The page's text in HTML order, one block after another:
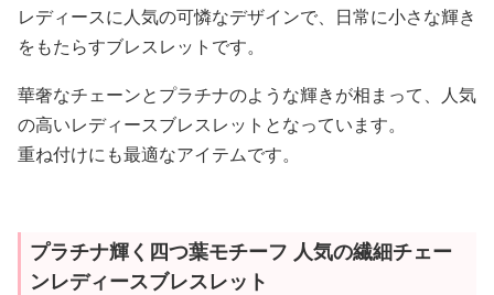
レディースに人気の可憐なデザインで、日常に小さな輝き
をもたらすブレスレットです。
華奢なチェーンとプラチナのような輝きが相まって、人気
の高いレディースブレスレットとなっています。
重ね付けにも最適なアイテムです。
プラチナ輝く四つ葉モチーフ 人気の繊細チェー
ンレディースブレスレット